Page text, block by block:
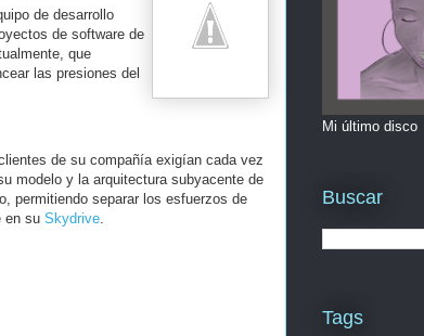
de desarrollo
de software de
que
las presiones del
de su compañía exigían cada vez
modelo y la arquitectura subyacente de
permitiendo separar los esfuerzos de
en su Skydrive.
Mi último disco
Buscar
Tags